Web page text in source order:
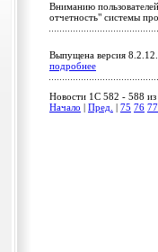
Вниманию
отчетность" системы
Выпущена версия
подробнее
Новости 1C 582 - 588
Начало
Пред. 75 76 77